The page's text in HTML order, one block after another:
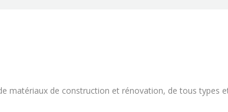
matériaux de construction et rénovation, de tous types